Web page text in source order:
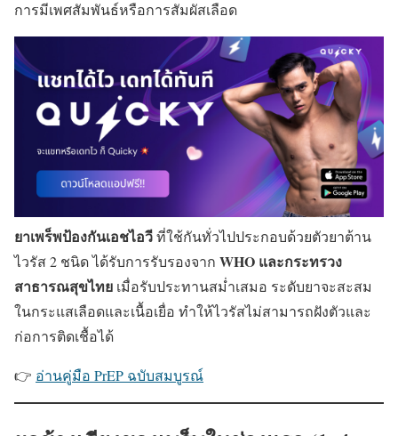
การมีเพศสัมพันธ์หรือการสัมผัสเลือด
ยาเพร็พป้องกันเอชไอวีที่ใช้กันทั่วไปประกอบด้วยตัวยาต้าน
ไวรัส 2 ชนิด ได้รับการรับรองจาก WHO และกระทรวง
สาธารณสุขไทย เมื่อรับประทานสม่ำเสมอ ระดับยาจะสะสม
ในกระแสเลือดและเนื้อเยื่อ ทำให้ไวรัสไม่สามารถฝังตัวและ
ก่อการติดเชื้อได้
👉 อ่านคู่มือ PrEP ฉบับสมบูรณ์